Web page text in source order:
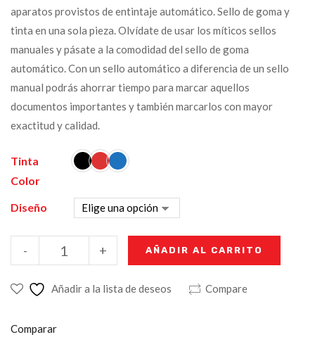
aparatos provistos de entintaje automático. Sello de goma y
tinta en una sola pieza. Olvídate de usar los míticos sellos
manuales y pásate a la comodidad del sello de goma
automático. Con un sello automático a diferencia de un sello
manual podrás ahorrar tiempo para marcar aquellos
documentos importantes y también marcarlos con mayor
exactitud y calidad.
Tinta
Color
Diseño
+
- AÑADIR AL CARRITO
Añadir a la lista de deseos Compare
Comparar